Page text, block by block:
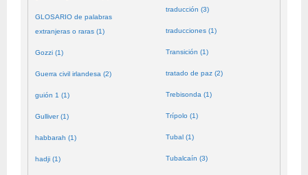
GLOSARIO de palabras
extranjeras o raras (1)
Gozzi (1)
Guerra civil irlandesa (2)
guión 1 (1)
Gulliver (1)
habbarah (1)
hadji (1)
traducción (3)
traducciones (1)
Transición (1)
tratado de paz (2)
Trebisonda (1)
Trípolo (1)
Tubal (1)
Tubalcaín (3)